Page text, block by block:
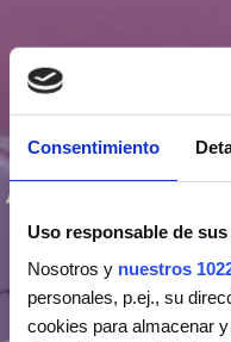
Consentimiento
Uso responsable de
Nosotros y nuestros
personales, p.ej., su
cookies para almacenar